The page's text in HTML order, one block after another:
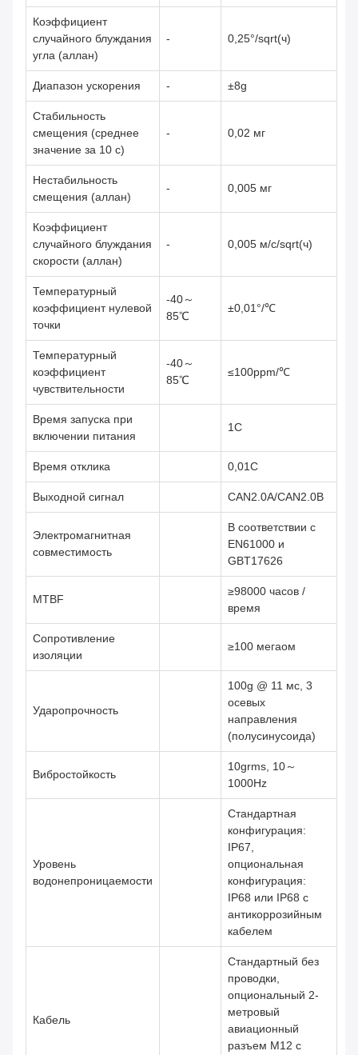
Коэффициент
случайного блуждания
угла (аллан)
- 0,25°/sqrt(ч)
Диапазон ускорения - ±8g
Стабильность
смещения (среднее
значение за 10 с)
- 0,02 мг
Нестабильность
смещения (аллан)
- 0,005 мг
Коэффициент
случайного блуждания
скорости (аллан)
- 0,005 м/с/sqrt(ч)
Температурный
коэффициент нулевой
точки
-40～
85℃
±0,01°/℃
Температурный
коэффициент
чувствительности
-40～
85℃
≤100ppm/℃
Время запуска при
включении питания
1С
Время отклика 0,01С
Выходной сигнал CAN2.0A/CAN2.0B
Электромагнитная
совместимость
В соответствии с
EN61000 и
GBT17626
MTBF
≥98000 часов /
время
Сопротивление
изоляции
≥100 мегаом
Ударопрочность
100g @ 11 мс, 3
осевых
направления
(полусинусоида)
Вибростойкость
10grms, 10～
1000Hz
Уровень
водонепроницаемости
Стандартная
конфигурация:
IP67,
опциональная
конфигурация:
IP68 или IP68 с
антикоррозийным
кабелем
Кабель
Стандартный без
проводки,
опциональный 2-
метровый
авиационный
разъем M12 с